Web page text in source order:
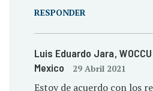
RESPONDER
Luis Eduardo Jara,
Mexico
29 Abril 2021
Estoy de acuerdo con los